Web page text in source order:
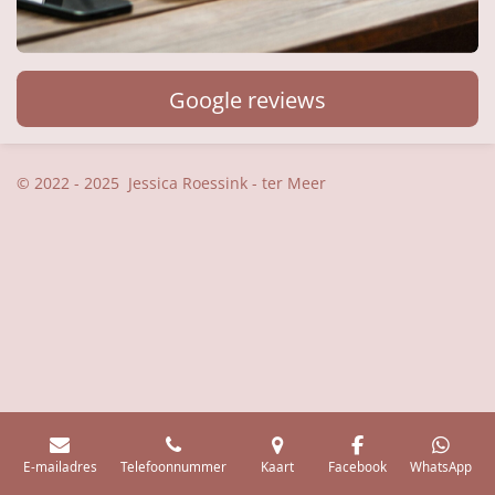
Google reviews
© 2022 - 2025 Jessica Roessink - ter Meer
E-mailadres Telefoonnummer Kaart Facebook WhatsApp